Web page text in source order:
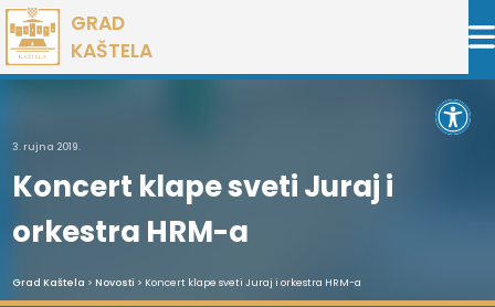
Preskoči
na
sadržaj
GRAD
KAŠTELA
3. rujna 2019.
Koncert klape sveti Juraj i
orkestra HRM-a
Grad Kaštela > Novosti > Koncert klape sveti Juraj i orkestra HRM-a